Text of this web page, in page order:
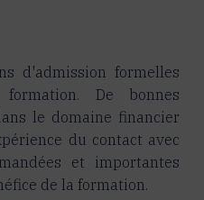
d'admission formelles
De bonnes
le domaine financier
du contact avec
et importantes
de la formation.